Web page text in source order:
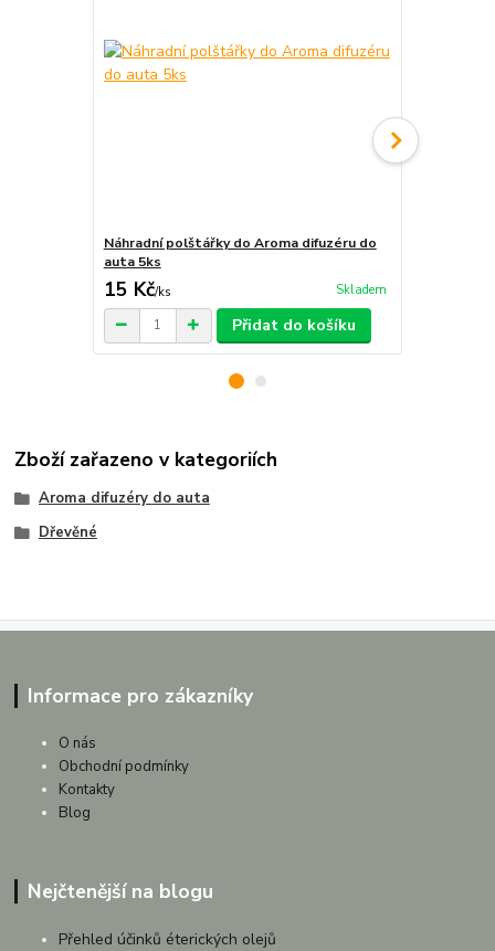
Náhradní polštářky do Aroma difuzéru do
auta 5ks
15 Kč/ks Skladem
Přidat do košíku
Zboží zařazeno v kategoriích
Aroma difuzéry do auta
Dřevěné
Informace pro zákazníky
O nás
Obchodní podmínky
Kontakty
Blog
Nejčtenější na blogu
Přehled účinků éterických olejů